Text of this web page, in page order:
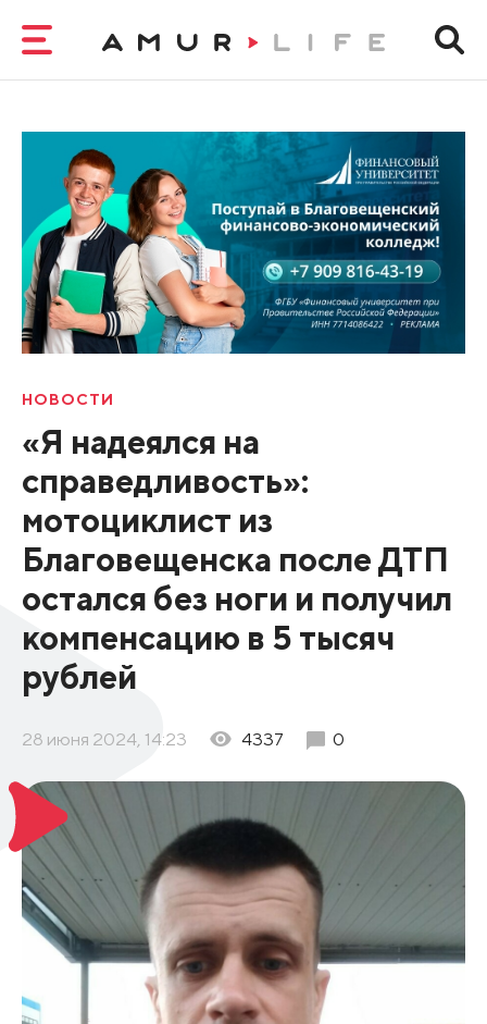
НОВОСТИ
«Я надеялся на
справедливость»:
мотоциклист из
Благовещенска после ДТП
остался без ноги и получил
компенсацию в 5 тысяч
рублей
28 июня 2024, 14:23 4337 0